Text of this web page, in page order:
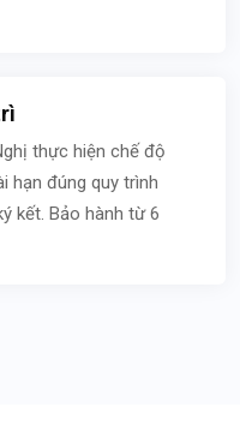
thực hiện chế độ
hạn đúng quy trình
kết. Bảo hành từ 6